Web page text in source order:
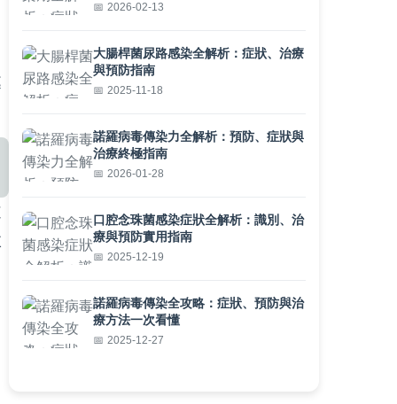
2026-02-13
大腸桿菌尿路感染全解析：症狀、治療
與預防指南
2025-11-18
諾羅病毒傳染力全解析：預防、症狀與
治療終極指南
2026-01-28
口腔念珠菌感染症狀全解析：識別、治
療與預防實用指南
2025-12-19
諾羅病毒傳染全攻略：症狀、預防與治
療方法一次看懂
2025-12-27